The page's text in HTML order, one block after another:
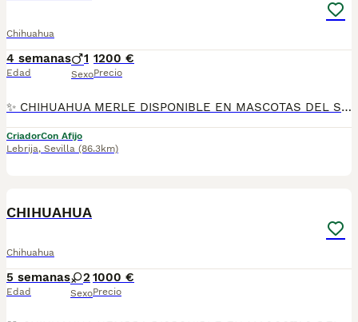
Chihuahua
4 semanas
Edad
1
Sexo
1200 €
Precio
✨ CHIHUAHUA MERLE DISPONIBLE EN MASCOTAS DEL SUR ✨ En Mascotas del Sur tenemos disponibles preciosos Chihuahuas Merle, criados con mucho cariño, atención diaria y en un ambiente familiar, donde reciben todos los cuidados necesarios para crecer sanos, felices y perfectamente socializados. Somos un criadero con Núcleo Zoológico autorizado, licencia de apertura y código de explotación, ofreciendo confianza, transparencia y todas las garantías en cada uno de nuestros cachorros. 📍 Ubicados en Sevilla 📞 611 723 226 📸 Instagram: @mimascotasdelsur057 Descubre más fotos y vídeos reales de nuestros cachorros. Nuestros cachorros se entregan: ✅ Revisados por veterinario. ✅ Con microchip. ✅ Pasaporte y cartilla sanitaria. ✅ Vacunados y desparasitados. ✅ Contrato con garantías víricas y congénitas. 🚚 Realizamos envíos a toda España. (El coste del transporte no está incluido en el precio del cachorro). También ofrecemos: 🏡 Recogida en nuestras instalaciones. 📱 Videollamada para conocer al cachorro antes de realizar la reserva. 🔒 Posibilidad de reserva y pago contrareembolso. 💶 El precio publicado en el anuncio es el precio real. 🐾 Criados en un entorno familiar, rodeados de cariño y una excelente socialización para que lleguen perfectamente adaptados a su nuevo hogar. Solo atendemos a personas realmente interesadas en ofrecer un hogar responsable y lleno de amor. #Chihuahua #ChihuahuaMerle #ChihuahuaEspaña #CachorroChihuahua #PerrosDeCompañia #MascotasDelSur057 #MascotasDelSur #CachorrosSevilla #CriaderoAutorizado #NucleoZoologico #CachorrosConAmor #PerrosFelices #CachorrosEspaña #AmorAnimal
CriadorCon Afijo
Lebrija, Sevilla (86.3km)
CHIHUAHUA
Chihuahua
5 semanas
Edad
2
Sexo
1000 €
Precio